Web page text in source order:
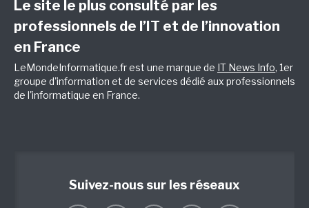
Le site le plus consulté par les
professionnels de l’IT et de l’innovation
en France
LeMondeInformatique.fr est une marque de IT News Info, 1er
groupe d'information et de services dédié aux professionnels
de l'informatique en France.
Suivez-nous sur les réseaux